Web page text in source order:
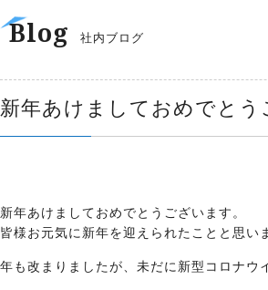
Blog 社内ブログ
新年あけましておめでとう
新年あけましておめでとうございます。
皆様お元気に新年を迎えられたことと思い
年も改まりましたが、未だに新型コロナウ